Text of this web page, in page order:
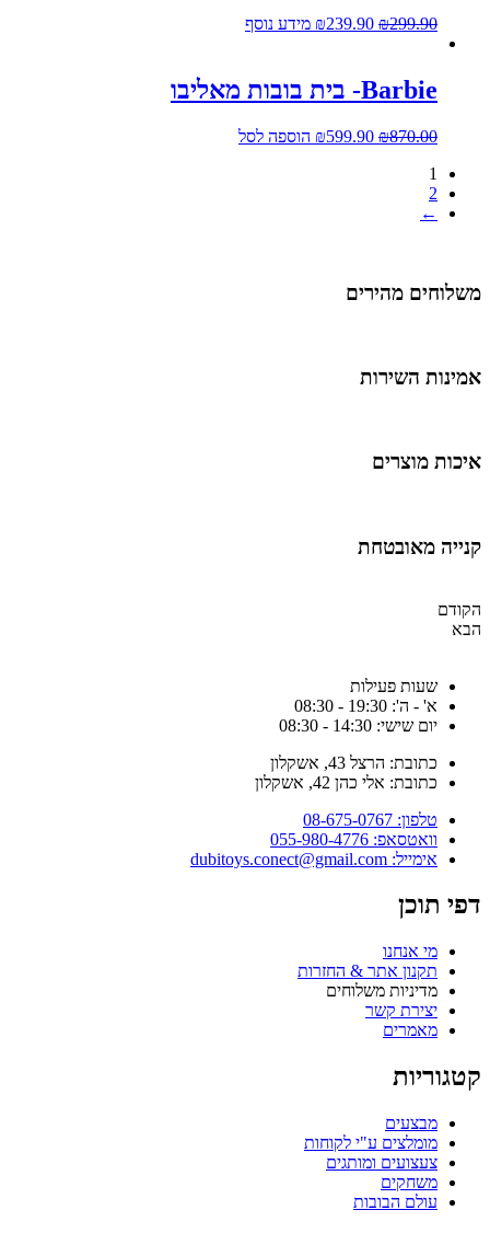
₪299.90
₪239.90 מידע נוסף
Barbie- בית בובות מאליבו
₪870.00
₪599.90
הוספה לסל
←
מהירים
השירות
מוצרים
מאובטחת
שעות פעילות
א' - ה': 19:30 - 08:30
יום שישי: 14:30 - 08:30
כתובת: הרצל 43, אשקלון
כתובת: אלי כהן 42, אשקלון
טלפון: 08-675-0767
וואטסאפ: 055-980-4776
אימייל: dubitoys.conect@gmail.com
תוכן
מי אנחנו
תקנון אתר & החזרות
מדיניות משלוחים
יצירת קשר
מאמרים
מבצעים
מומלצים ע"י לקוחות
צעצועים ומותגים
משחקים
עולם הבובות